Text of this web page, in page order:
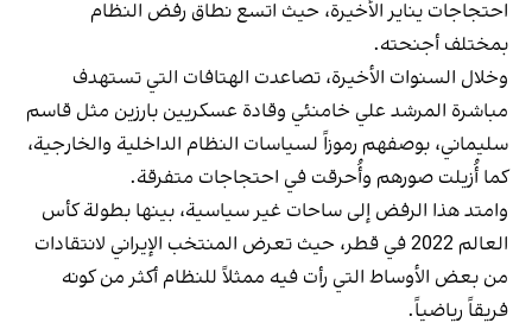
احتجاجات يناير الأخيرة، حيث اتسع نطاق رفض النظام
بمختلف أجنحته.
وخلال السنوات الأخيرة، تصاعدت الهتافات التي تستهدف
مباشرة المرشد علي خامنئي وقادة عسكريين بارزين مثل قاسم
سليماني، بوصفهم رموزاً لسياسات النظام الداخلية والخارجية،
كما أُزيلت صورهم وأُحرقت في احتجاجات متفرقة.
وامتد هذا الرفض إلى ساحات غير سياسية، بينها بطولة كأس
العالم 2022 في قطر، حيث تعرض المنتخب الإيراني لانتقادات
من بعض الأوساط التي رأت فيه ممثلاً للنظام أكثر من كونه
فريقاً رياضياً.